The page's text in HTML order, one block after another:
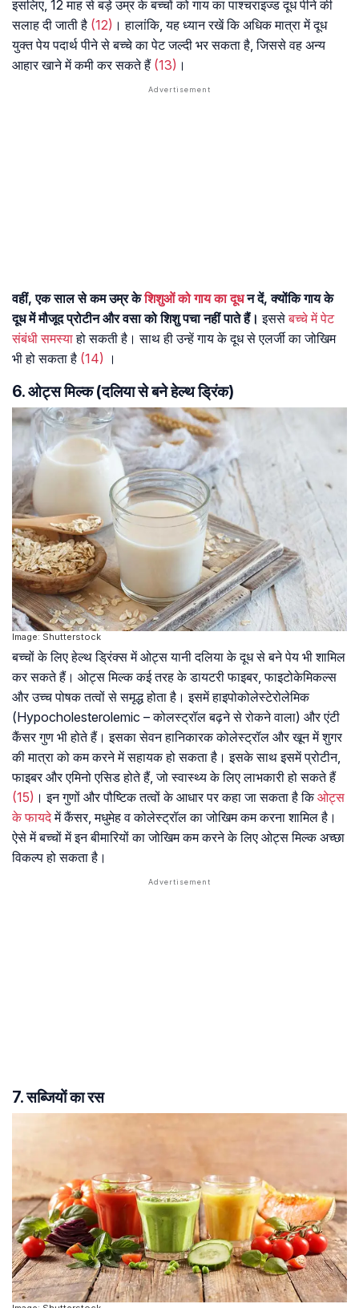
इसलिए, 12 माह से बड़े उम्र के बच्चों को गाय का पाश्चराइज्ड दूध पीने की
सलाह दी जाती है (12) । हालांकि, यह ध्यान रखें कि अधिक मात्रा में दूध
युक्त पेय पदार्थ पीने से बच्चे का पेट जल्दी भर सकता है, जिससे वह अन्य
आहार खाने में कमी कर सकते हैं (13) ।
वहीं, एक साल से कम उम्र केशिशुओं को गाय का दूधन दें, क्योंकि गाय के
दूध में मौजूद प्रोटीन और वसा को शिशु पचा नहीं पाते हैं। इससेबच्चे में पेट
संबंधी समस्याहो सकती है। साथ ही उन्हें गाय के दूध से एलर्जी का जोखिम
भी हो सकता है (14) ।
6. ओट्स मिल्क (दलिया से बने हेल्थ ड्रिंक)
Image: Shutterstock
बच्चों के लिए हेल्थ ड्रिंक्स में ओट्स यानी दलिया के दूध से बने पेय भी शामिल
कर सकते हैं। ओट्स मिल्क कई तरह के डायटरी फाइबर, फाइटोकेमिकल्स
और उच्च पोषक तत्वों से समृद्ध होता है। इसमें हाइपोकोलेस्टेरोलेमिक
(Hypocholesterolemic – कोलस्ट्रॉल बढ़ने से रोकने वाला) और एंटी
कैंसर गुण भी होते हैं। इसका सेवन हानिकारक कोलेस्ट्रॉल और खून में शुगर
की मात्रा को कम करने में सहायक हो सकता है। इसके साथ इसमें प्रोटीन,
फाइबर और एमिनो एसिड होते हैं, जो स्वास्थ्य के लिए लाभकारी हो सकते हैं
(15) । इन गुणों और पौष्टिक तत्वों के आधार पर कहा जा सकता है किओट्स
के फायदेमें कैंसर, मधुमेह व कोलेस्ट्रॉल का जोखिम कम करना शामिल है।
ऐसे में बच्चों में इन बीमारियों का जोखिम कम करने के लिए ओट्स मिल्क अच्छा
विकल्प हो सकता है।
7. सब्जियों का रस